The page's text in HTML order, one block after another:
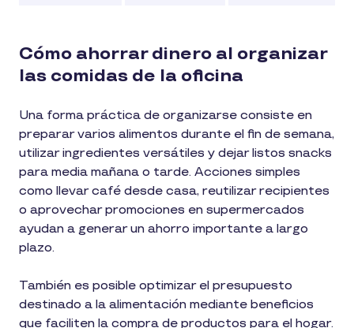
Cómo ahorrar dinero al organizar
las comidas de la oficina
Una forma práctica de organizarse consiste en
preparar varios alimentos durante el fin de semana,
utilizar ingredientes versátiles y dejar listos snacks
para media mañana o tarde. Acciones simples
como llevar café desde casa, reutilizar recipientes
o aprovechar promociones en supermercados
ayudan a generar un ahorro importante a largo
plazo.
También es posible optimizar el presupuesto
destinado a la alimentación mediante beneficios
que faciliten la compra de productos para el hogar.